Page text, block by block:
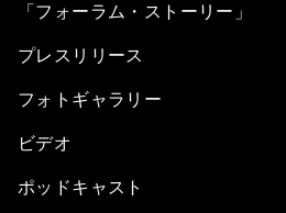
「フォーラム・ストーリー」
プレスリリース
フォトギャラリー
ビデオ
ポッドキャスト